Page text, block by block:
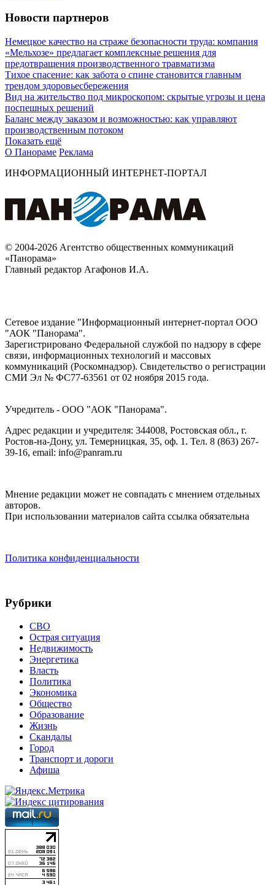
Новости партнеров
Немецкое качество на страже безопасности труда: компания
«Мельхозе» предлагает комплексные решения для
предотвращения производственного травматизма
Тихое спасение: как забота о спине становится главным
трендом здоровьесбережения
Вид на жительство под микроскопом: скрытые угрозы и цена
поспешных решений
Баланс между заказом и возможностью: как управляют
производственным потоком
Показать ещё
О Панораме Реклама
ИНФОРМАЦИОННЫЙ ИНТЕРНЕТ-ПОРТАЛ
© 2004-2026 Агентство общественных коммуникаций
«Панорама»
Главный редактор Агафонов И.А.
Сетевое издание "Информационный интернет-портал ООО
"АОК "Панорама".
Зарегистрировано Федеральной службой по надзору в сфере
связи, информационных технологий и массовых
коммуникаций (Роскомнадзор). Cвидетельство о регистрации
СМИ Эл № ФС77-63561 от 02 ноября 2015 года.
Учредитель - ООО "АОК "Панорама".
Адрес редакции и учредителя: 344008, Ростовская обл., г.
Ростов-на-Дону, ул. Темерницкая, 35, оф. 1. Тел. 8 (863) 267-
39-16, email: info@panram.ru
Мнение редакции может не совпадать с мнением отдельных
авторов.
При использовании материалов сайта ссылка обязательна
Политика конфиденциальности
Рубрики
СВО
Острая ситуация
Недвижимость
Энергетика
Власть
Политика
Экономика
Общество
Образование
Жизнь
Скандалы
Город
Транспорт и дороги
Афиша